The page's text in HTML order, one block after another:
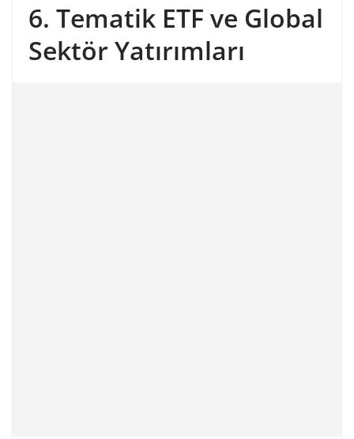
6. Tematik ETF ve Global
Sektör Yatırımları